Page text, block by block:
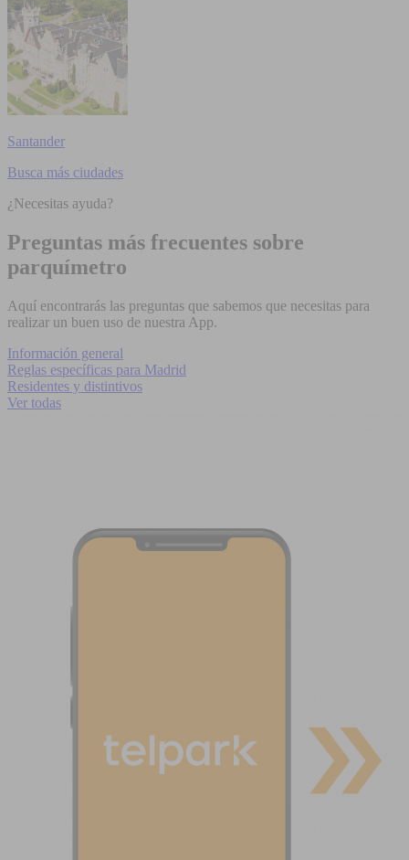
Santander
Busca más ciudades
¿Necesitas ayuda?
Preguntas más frecuentes sobre
parquímetro
Aquí encontrarás las preguntas que sabemos que necesitas para
realizar un buen uso de nuestra App.
Información general
Reglas específicas para Madrid
Residentes y distintivos
Ver todas